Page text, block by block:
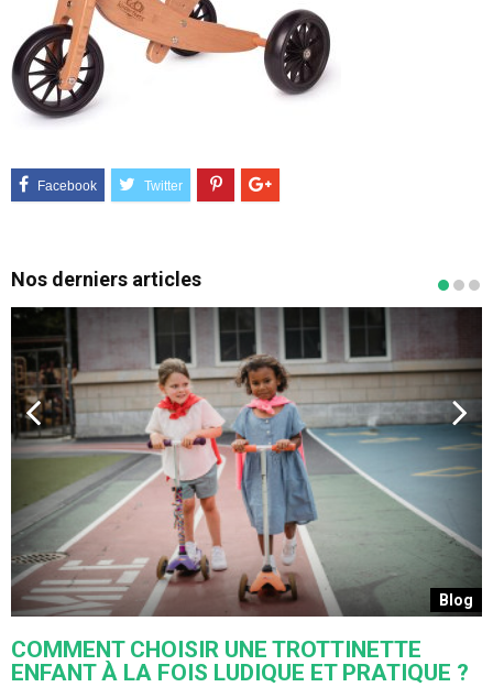
Nos derniers articles
Blog
COMMENT CHOISIR UNE TROTTINETTE
ENFANT À LA FOIS LUDIQUE ET PRATIQUE ?